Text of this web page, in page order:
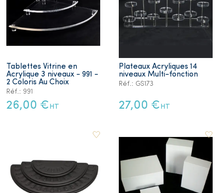
Tablettes Vitrine en
Acrylique 3 niveaux - 991 -
2 Coloris Au Choix
Réf.: 991
26,00 € HT
Plateaux Acryliques 14
niveaux Multi-fonction
Réf.: GS173
27,00 € HT